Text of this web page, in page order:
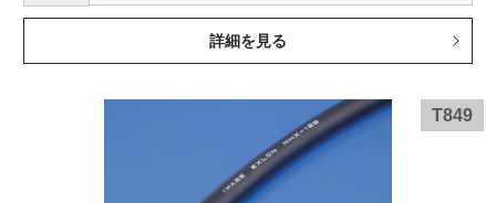
詳細を見る
T849